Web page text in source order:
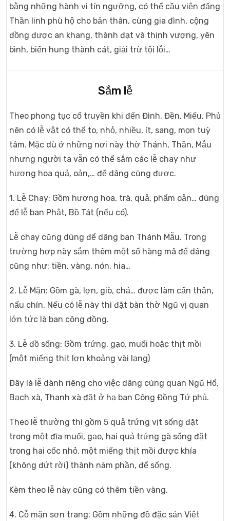
bằng những hành vi tín ngưỡng, có thể cầu viện đấng
Thần linh phù hộ cho bản thân, cùng gia đình, cộng
đồng được an khang, thành đạt và thịnh vượng, yên
bình, biến hung thành cát, giải trừ tội lỗi…
Sắm lễ
Theo phong tục cổ truyền khi đến Đình, Đền, Miếu, Phủ
nên có lễ vật có thể to, nhỏ, nhiều, ít, sang, mọn tuỳ
tâm. Mặc dù ở những nơi này thờ Thánh, Thần, Mẫu
nhưng người ta vẫn có thể sắm các lễ chay như
hương hoa quả, oản,… để dâng cũng được.
1. Lễ Chay: Gồm hương hoa, trà, quả, phẩm oản… dùng
để lễ ban Phật, Bồ Tát (nếu có).
Lễ chay cũng dùng để dâng ban Thánh Mẫu. Trong
trường hợp này sắm thêm một số hàng mã để dâng
cũng như: tiền, vàng, nón, hia…
2. Lễ Mặn: Gồm gà, lợn, giò, chả… được làm cẩn thận,
nấu chín. Nếu có lễ này thì đặt bàn thờ Ngũ vị quan
lớn tức là ban công đồng.
3. Lễ đồ sống: Gồm trứng, gạo, muối hoặc thịt mồi
(một miếng thịt lợn khoảng vài lạng)
Đây là lễ dành riêng cho việc dâng cúng quan Ngũ Hổ,
Bạch xà, Thanh xà đặt ở hạ ban Công Đồng Tứ phủ.
Theo lễ thường thì gồm 5 quả trứng vịt sống đặt
trong một đĩa muối, gạo, hai quả trứng gà sống đặt
trong hai cốc nhỏ, một miếng thịt mồi được khía
(không đứt rời) thành năm phần, để sống.
Kèm theo lễ này cũng có thêm tiền vàng.
4. Cỗ mặn sơn trang: Gồm những đồ đặc sản Việt